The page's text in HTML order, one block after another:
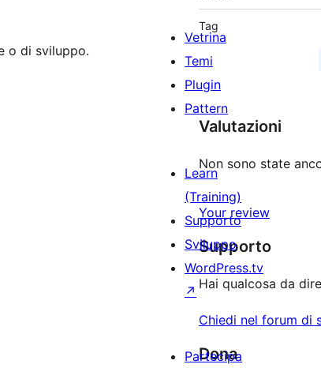
o di sviluppo.
Tag
Valutazioni
Non sono state
Your review
Supporto
Hai qualcosa da
Chiedi nel forum di
Dona
Vetrina
Temi
Plugin
Pattern
Learn
(Training)
Supporto
Sviluppo
WordPress.tv
↗
Partecipa